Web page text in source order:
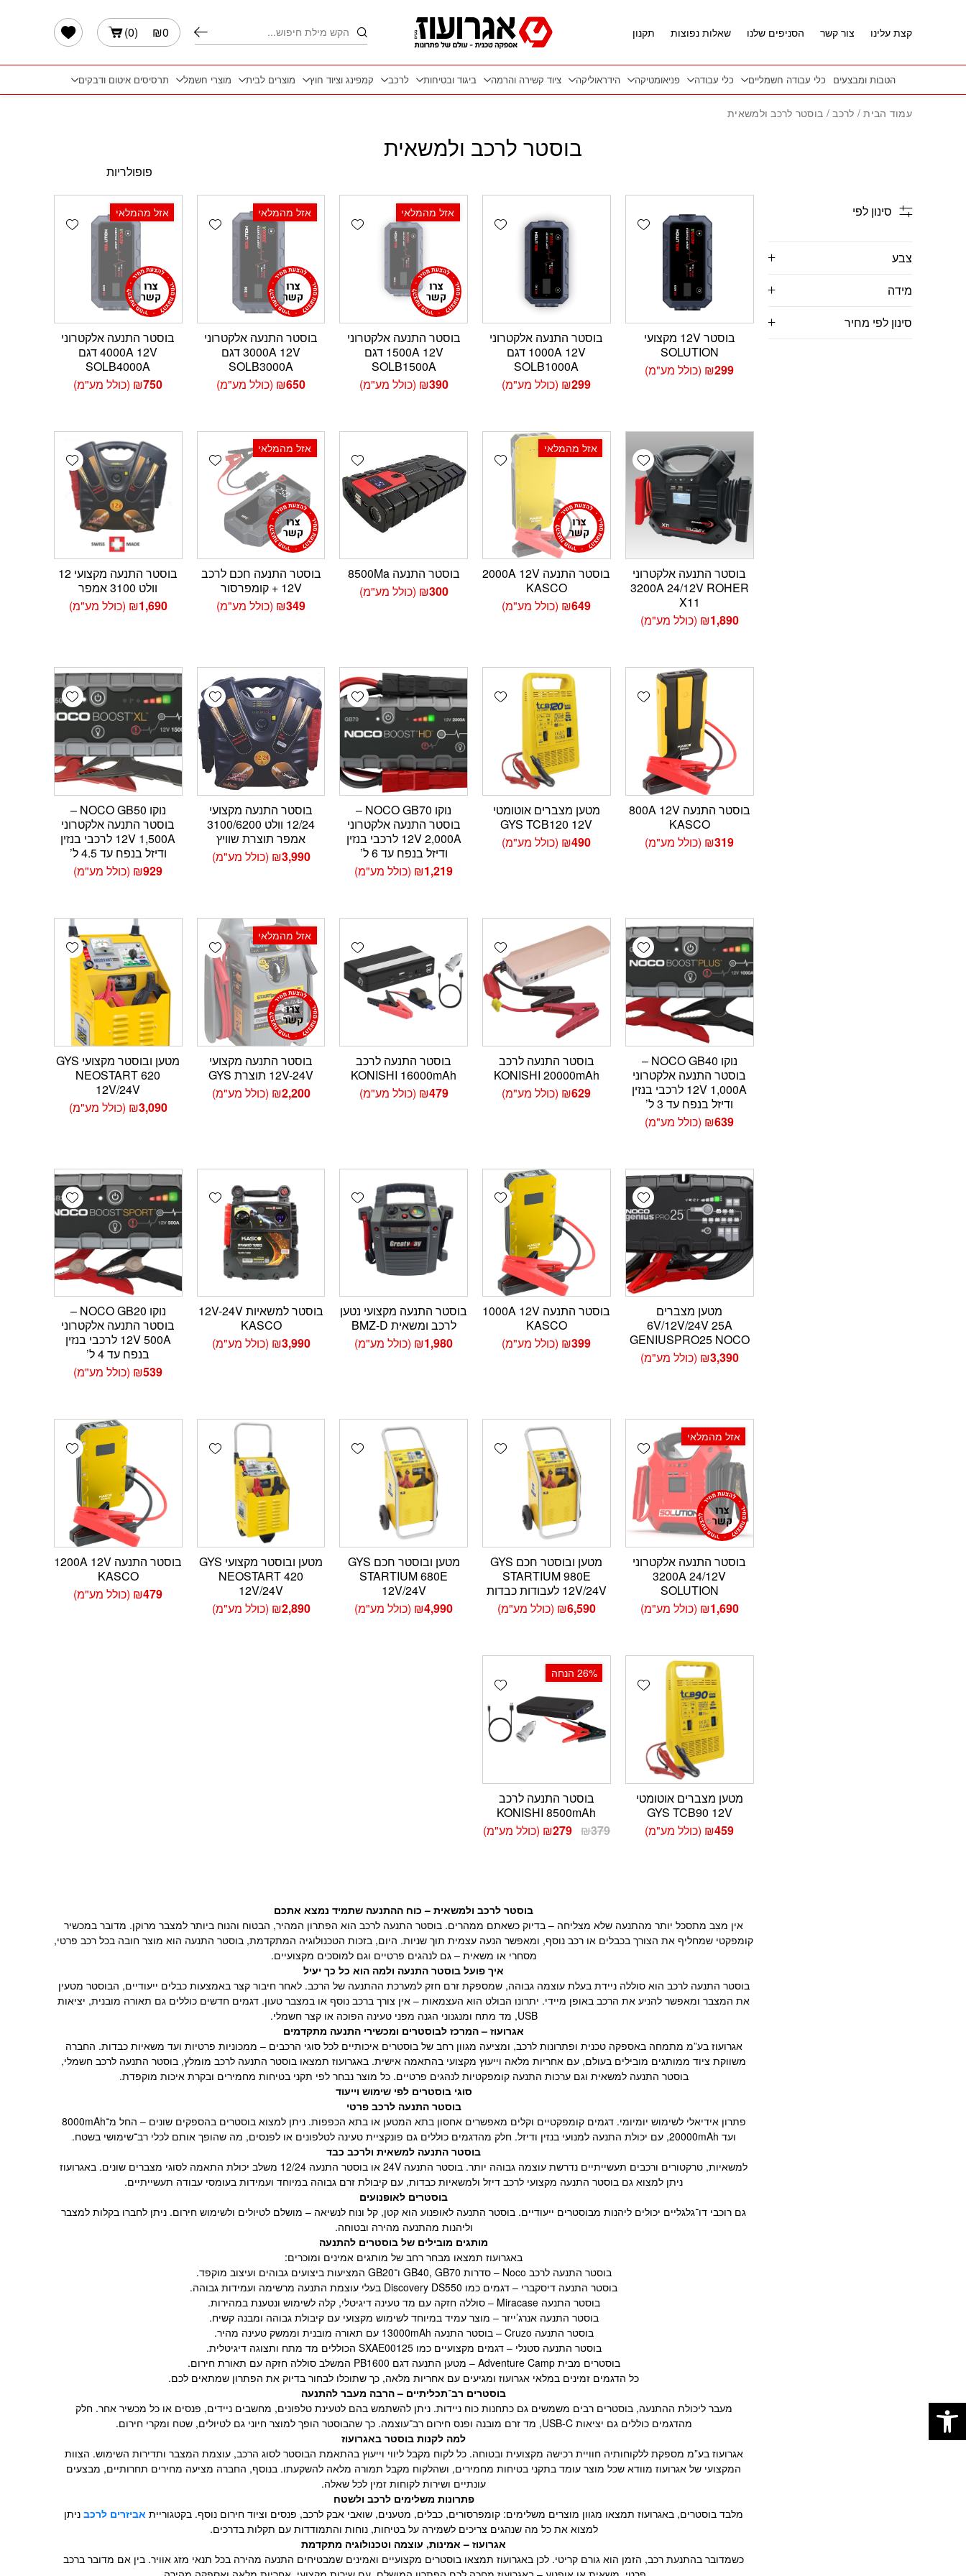
חיפוש
₪0
(
0
)
קצת עלינו
צור קשר הסניפים שלנו שאלות נפוצות תקנון
הטבות ומבצעים כלי עבודה חשמליים כלי עבודה פניאומטיקה הידראוליקה ציוד קשירה והרמה ביגוד ובטיחות לרכב קמפינג וציוד חוץ מוצרים לבית מוצרי חשמל תרסיסים איטום ודבקים
עמוד הבית/ לרכב/ בוסטר לרכב ולמשאית
בוסטר לרכב ולמשאית
סינון לפי
צבע
מידה
סינון לפי מחיר
Add wishlist
בוסטר 12V מקצועי
SOLUTION
₪299 (כולל מע"מ)
Add wishlist
בוסטר התנעה אלקטרוני
1000A 12V דגם
SOLB1000A
₪299 (כולל מע"מ)
Add wishlist אזל מהמלאי
בוסטר התנעה אלקטרוני
1500A 12V דגם
SOLB1500A
₪390 (כולל מע"מ)
Add wishlist אזל מהמלאי
בוסטר התנעה אלקטרוני
3000A 12V דגם
SOLB3000A
₪650 (כולל מע"מ)
Add wishlist אזל מהמלאי
בוסטר התנעה אלקטרוני
4000A 12V דגם
SOLB4000A
₪750 (כולל מע"מ)
Add wishlist
בוסטר התנעה אלקטרוני
3200A 24/12V ROHER
X11
₪1,890 (כולל מע"מ)
Add wishlist אזל מהמלאי
בוסטר התנעה 2000A 12V
KASCO
₪649 (כולל מע"מ)
Add wishlist
בוסטר התנעה 8500Ma
₪300 (כולל מע"מ)
Add wishlist אזל מהמלאי
בוסטר התנעה חכם לרכב
12V + קומפרסור
₪349 (כולל מע"מ)
Add wishlist
בוסטר התנעה מקצועי 12
וולט 3100 אמפר
₪1,690 (כולל מע"מ)
Add wishlist
בוסטר התנעה 800A 12V
KASCO
₪319 (כולל מע"מ)
Add wishlist
מטען מצברים אוטומטי
GYS TCB120 12V
₪490 (כולל מע"מ)
Add wishlist
נוקו NOCO GB70 –
בוסטר התנעה אלקטרוני
12V 2,000A לרכבי בנזין
ודיזל בנפח עד 6 ל’
₪1,219 (כולל מע"מ)
Add wishlist
בוסטר התנעה מקצועי
12/24 וולט 3100/6200
אמפר תוצרת שוויץ
₪3,990 (כולל מע"מ)
Add wishlist
נוקו NOCO GB50 –
בוסטר התנעה אלקטרוני
12V 1,500A לרכבי בנזין
ודיזל בנפח עד 4.5 ל’
₪929 (כולל מע"מ)
Add wishlist
נוקו NOCO GB40 –
בוסטר התנעה אלקטרוני
12V 1,000A לרכבי בנזין
ודיזל בנפח עד 3 ל’
₪639 (כולל מע"מ)
Add wishlist
בוסטר התנעה לרכב
KONISHI 20000mAh
₪629 (כולל מע"מ)
Add wishlist
בוסטר התנעה לרכב
KONISHI 16000mAh
₪479 (כולל מע"מ)
Add wishlist אזל מהמלאי
בוסטר התנעה מקצועי
12V-24V תוצרת GYS
₪2,200 (כולל מע"מ)
Add wishlist
מטען ובוסטר מקצועי GYS
NEOSTART 620
12V/24V
₪3,090 (כולל מע"מ)
Add wishlist
מטען מצברים
6V/12V/24V 25A
GENIUSPRO25 NOCO
₪3,390 (כולל מע"מ)
Add wishlist
בוסטר התנעה 1000A 12V
KASCO
₪399 (כולל מע"מ)
Add wishlist
בוסטר התנעה מקצועי נטען
לרכב ומשאית BMZ-D
₪1,980 (כולל מע"מ)
Add wishlist
בוסטר למשאיות 12V-24V
KASCO
₪3,990 (כולל מע"מ)
Add wishlist
נוקו NOCO GB20 –
בוסטר התנעה אלקטרוני
12V 500A לרכבי בנזין
בנפח עד 4 ל’
₪539 (כולל מע"מ)
Add wishlist אזל מהמלאי
בוסטר התנעה אלקטרוני
3200A 24/12V
SOLUTION
₪1,690 (כולל מע"מ)
Add wishlist
מטען ובוסטר חכם GYS
STARTIUM 980E
12V/24V לעבודות כבדות
₪6,590 (כולל מע"מ)
Add wishlist
מטען ובוסטר חכם GYS
STARTIUM 680E
12V/24V
₪4,990 (כולל מע"מ)
Add wishlist
מטען ובוסטר מקצועי GYS
NEOSTART 420
12V/24V
₪2,890 (כולל מע"מ)
Add wishlist
בוסטר התנעה 1200A 12V
KASCO
₪479 (כולל מע"מ)
Add wishlist
מטען מצברים אוטומטי
GYS TCB90 12V
₪459 (כולל מע"מ)
Add wishlist ‫26% הנחה
בוסטר התנעה לרכב
KONISHI 8500mAh
₪379 המחיר
₪279 המחיר
הנוכחי
(כולל מע"מ)
בוסטר לרכב ולמשאית – כוח ההתנעה שתמיד נמצא אתכם
אין מצב מתסכל יותר מהתנעה שלא מצליחה – בדיוק כשאתם ממהרים. בוסטר התנעה לרכב הוא הפתרון המהיר, הבטוח והנוח ביותר למצבר מרוקן. מדובר במכשיר
קומפקטי שמחליף את הצורך בכבלים או רכב נוסף, ומאפשר הנעה עצמית תוך שניות. היום, בזכות הטכנולוגיה המתקדמת, בוסטר התנעה הוא מוצר חובה בכל רכב פרטי,
מסחרי או משאית – גם לנהגים פרטיים וגם למוסכים מקצועיים.
איך פועל בוסטר התנעה ולמה הוא כל כך יעיל
בוסטר התנעה לרכב הוא סוללה ניידת בעלת עוצמה גבוהה, שמספקת זרם חזק למערכת ההתנעה של הרכב. לאחר חיבור קצר באמצעות כבלים ייעודיים, הבוסטר מטעין
את המצבר ומאפשר להניע את הרכב באופן מיידי. יתרונו הבולט הוא העצמאות – אין צורך ברכב נוסף או במצבר טעון. דגמים חדשים כוללים גם תאורה מובנית, יציאות
USB, מד מתח ומנגנוני הגנה מפני טעינה הפוכה או קצר חשמלי.
אגרועוז – המרכז לבוסטרים ומכשירי התנעה מתקדמים
אגרועוז בע”מ מתמחה באספקה טכנית ופתרונות לרכב, ומציעה מגוון רחב של בוסטרים איכותיים לכל סוגי הרכבים – ממכוניות פרטיות ועד משאיות כבדות. החברה
משווקת ציוד ממותגים מובילים בעולם, עם אחריות מלאה וייעוץ מקצועי בהתאמה אישית. באגרועוז תמצאו בוסטר התנעה לרכב מומלץ, בוסטר התנעה לרכב חשמלי,
בוסטר התנעה למשאית וגם ערכות התנעה קומפקטיות לנהגים פרטיים. כל מוצר נבחר לפי תקני בטיחות מחמירים ובקרת איכות מוקפדת.
סוגי בוסטרים לפי שימוש וייעוד
בוסטר התנעה לרכב פרטי
פתרון אידיאלי לשימוש יומיומי. דגמים קומפקטיים וקלים מאפשרים אחסון בתא המטען או בתא הכפפות. ניתן למצוא בוסטרים בהספקים שונים – החל מ־8000mAh
ועד 20000mAh, עם יכולת התנעה למנועי בנזין ודיזל. חלק מהדגמים כוללים גם פונקציית טעינה לטלפונים או לפנסים, מה שהופך אותם לכלי רב־שימושי בשטח.
בוסטר התנעה למשאית ולרכב כבד
למשאיות, טרקטורים ורכבים תעשייתיים נדרשת עוצמה גבוהה יותר. בוסטר התנעה 24V או בוסטר התנעה 12/24 משלב יכולת התאמה לסוגי מצברים שונים. באגרועוז
ניתן למצוא גם בוסטר התנעה מקצועי לרכב דיזל ולמשאיות כבדות, עם קיבולת זרם גבוהה במיוחד ועמידות בעומסי עבודה תעשייתיים.
בוסטרים לאופנועים
גם רוכבי דו־גלגליים יכולים ליהנות מבוסטרים ייעודיים. בוסטר התנעה לאופנוע הוא קטן, קל ונוח לנשיאה – מושלם לטיולים ולשימוש חירום. ניתן לחברו בקלות למצבר
וליהנות מהתנעה מהירה ובטוחה.
מותגים מובילים של בוסטרים להתנעה
באגרועוז תמצאו מבחר רחב של מותגים אמינים ומוכרים:
בוסטר התנעה לרכב Noco – סדרות GB40, GB70 ו־GB20 המציעות ביצועים גבוהים ועיצוב מוקפד.
בוסטר התנעה דיסקברי – דגמים כמו Discovery DS550 בעלי עוצמת התנעה מרשימה ועמידות גבוהה.
בוסטר התנעה Miracase – סוללה חזקה עם מד טעינה דיגיטלי, קלה לשימוש ונטענת במהירות.
בוסטר התנעה אנרג’ייזר – מוצר עמיד במיוחד לשימוש מקצועי עם קיבולת גבוהה ומבנה קשיח.
בוסטר התנעה Cruzo – בוסטר התנעה 13000mAh עם תאורה מובנית וממשק טעינה מהיר.
בוסטר התנעה סטנלי – דגמים מקצועיים כמו SXAE00125 הכוללים מד מתח ותצוגה דיגיטלית.
בוסטרים מבית Adventure Camp – מטען התנעה דגם PB1600 המשלב סוללה חזקה עם תאורת חירום.
כל הדגמים זמינים במלאי אגרועוז ומגיעים עם אחריות מלאה, כך שתוכלו לבחור בדיוק את הפתרון שמתאים לכם.
בוסטרים רב־תכליתיים – הרבה מעבר להתנעה
מעבר ליכולת ההתנעה, בוסטרים רבים משמשים גם כתחנות כוח ניידות. ניתן להשתמש בהם לטעינת טלפונים, מחשבים ניידים, פנסים או כל מכשיר אחר. חלק
מהדגמים כוללים גם יציאות USB-C, מד זרם מובנה ופנס חירום רב־עוצמה. כך שהבוסטר הופך למוצר חיוני גם לטיולים, שטח ומקרי חירום.
למה לקנות בוסטר באגרועוז
אגרועוז בע”מ מספקת ללקוחותיה חוויית רכישה מקצועית ובטוחה. כל לקוח מקבל ליווי וייעוץ בהתאמת הבוסטר לסוג הרכב, עוצמת המצבר ותדירות השימוש. הצוות
המקצועי של אגרועוז מוודא שכל מוצר עומד בתקני בטיחות מחמירים, ושהלקוח מקבל תמורה מלאה להשקעתו. בנוסף, החברה מציעה מחירים תחרותיים, מבצעים
עונתיים ושירות לקוחות זמין לכל שאלה.
פתרונות משלימים לרכב ולשטח
מלבד בוסטרים, באגרועוז תמצאו מגוון מוצרים משלימים: קומפרסורים, כבלים, מטענים, שואבי אבק לרכב, פנסים וציוד חירום נוסף. בקטגוריית אביזרים לרכבניתן
למצוא את כל מה שנהגים צריכים לשמירה על בטיחות, נוחות והתמודדות עם תקלות בדרכים.
אגרועוז – אמינות, עוצמה וטכנולוגיה מתקדמת
כשמדובר בהתנעת רכב, הזמן הוא גורם קריטי. לכן באגרועוז תמצאו בוסטרים מקצועיים ואמינים שמבטיחים התנעה מהירה בכל תנאי מזג אוויר. בין אם מדובר ברכב
פתח סרגל נגישות